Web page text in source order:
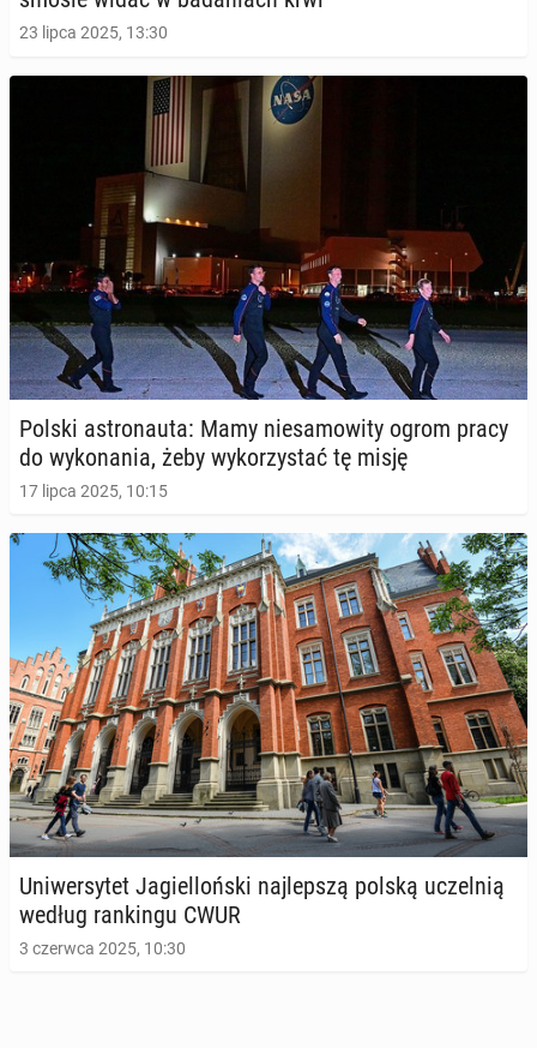
23 lipca 2025, 13:30
Polski astro­nau­ta: Mamy nie­sa­mo­wi­ty ogrom pracy
do wy­ko­na­nia, żeby wy­ko­rzy­stać tę misję
17 lipca 2025, 10:15
Uni­wer­sy­tet Ja­giel­loń­ski naj­lep­szą polską uczel­nią
według ran­kin­gu CWUR
3 czerwca 2025, 10:30